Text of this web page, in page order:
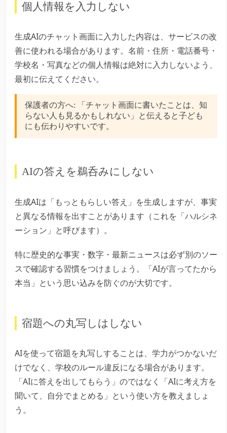
個人情報を入力しない
生成AIのチャット画面に入力した内容は、サービスの改
善に使われる場合があります。名前・住所・電話番号・
学校名・写真などの個人情報は絶対に入力しないよう、
最初に伝えてください。
保護者の方へ: 「チャット画面に書いたことは、知
らない人も見るかもしれない」と伝えると子ども
にも伝わりやすいです。
AIの答えを鵜呑みにしない
生成AIは「もっともらしい答え」を生成しますが、事実
と異なる情報を出すことがあります（これを「ハルシネ
ーション」と呼びます）。
特に歴史的な事実・数字・最新ニュースは必ず別のソー
スで確認する習慣をつけましょう。「AIが言ってたから
本当」という思い込みを防ぐのが大切です。
宿題への丸写しはしない
AIを使って宿題を丸写しすることは、学力がつかないだ
けでなく、学校のルール違反になる場合があります。
「AIに答えを出してもらう」のではなく「AIに考え方を
聞いて、自分でまとめる」という使い方を教えましょ
う。